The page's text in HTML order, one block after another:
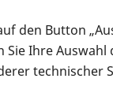
in
Ort
den Button
Sie Ihre Auswahl
technischer